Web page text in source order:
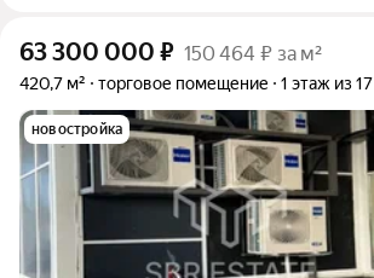
63 300 000 ₽ 150 464 ₽ за м²
420,7 м² торговое помещение 1 этаж из 17
новостройка